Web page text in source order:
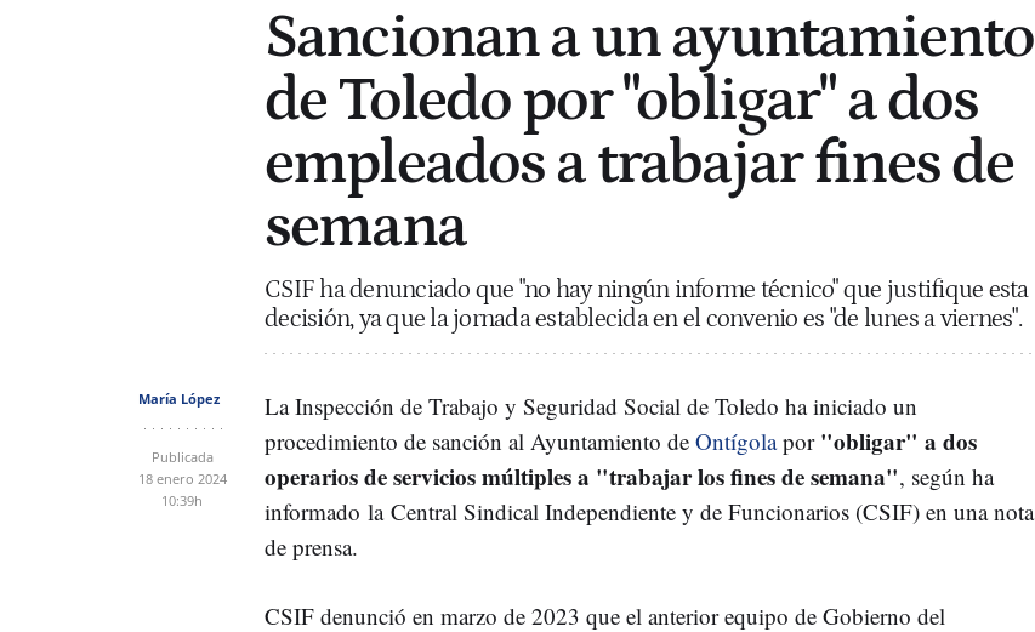
Sancionan a un ayuntamiento
de Toledo por "obligar" a dos
empleados a trabajar fines de
semana
CSIF ha denunciado que "no hay ningún informe técnico" que justifique esta
decisión, ya que la jornada establecida en el convenio es "de lunes a viernes".
María López
Publicada
18 enero 2024
10:39h
La Inspección de Trabajo y Seguridad Social de Toledo ha iniciado un
procedimiento de sanción al Ayuntamiento de Ontígolapor "obligar" a dos
operarios de servicios múltiples a "trabajar los fines de semana", según ha
informado la Central Sindical Independiente y de Funcionarios (CSIF) en una nota
de prensa.
CSIF denunció en marzo de 2023 que el anterior equipo de Gobierno del